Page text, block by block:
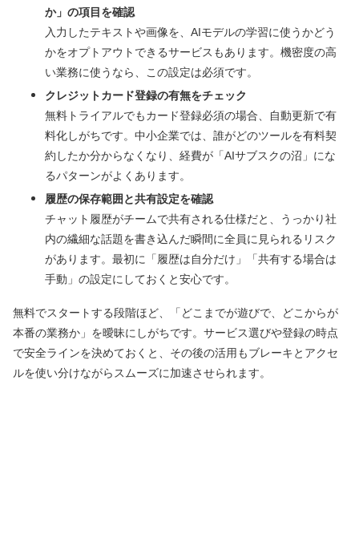
か」の項目を確認
入力したテキストや画像を、AIモデルの学習に使うかどう
かをオプトアウトできるサービスもあります。機密度の高
い業務に使うなら、この設定は必須です。
クレジットカード登録の有無をチェック
無料トライアルでもカード登録必須の場合、自動更新で有
料化しがちです。中小企業では、誰がどのツールを有料契
約したか分からなくなり、経費が「AIサブスクの沼」にな
るパターンがよくあります。
履歴の保存範囲と共有設定を確認
チャット履歴がチームで共有される仕様だと、うっかり社
内の繊細な話題を書き込んだ瞬間に全員に見られるリスク
があります。最初に「履歴は自分だけ」「共有する場合は
手動」の設定にしておくと安心です。
無料でスタートする段階ほど、「どこまでが遊びで、どこからが
本番の業務か」を曖昧にしがちです。サービス選びや登録の時点
で安全ラインを決めておくと、その後の活用もブレーキとアクセ
ルを使い分けながらスムーズに加速させられます。